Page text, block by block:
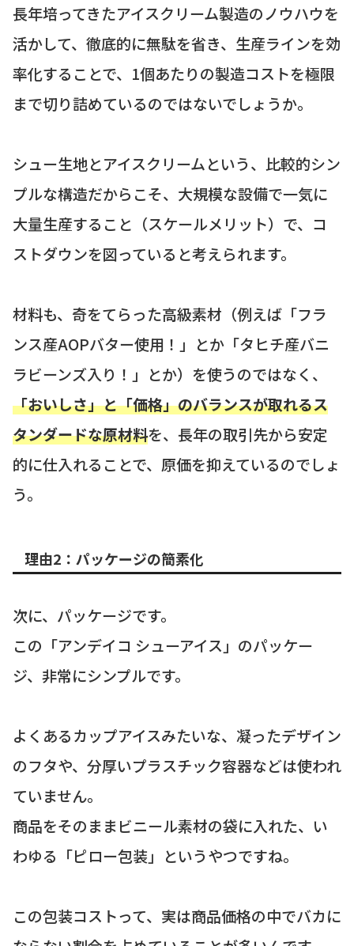
長年培ってきたアイスクリーム製造のノウハウを
活かして、徹底的に無駄を省き、生産ラインを効
率化することで、1個あたりの製造コストを極限
まで切り詰めているのではないでしょうか。
シュー生地とアイスクリームという、比較的シン
プルな構造だからこそ、大規模な設備で一気に
大量生産すること（スケールメリット）で、コ
ストダウンを図っていると考えられます。
材料も、奇をてらった高級素材（例えば「フラ
ンス産AOPバター使用！」とか「タヒチ産バニ
ラビーンズ入り！」とか）を使うのではなく、
「おいしさ」と「価格」のバランスが取れるス
タンダードな原材料を、長年の取引先から安定
的に仕入れることで、原価を抑えているのでしょ
う。
理由2：パッケージの簡素化
次に、パッケージです。
この「アンデイコ シューアイス」のパッケー
ジ、非常にシンプルです。
よくあるカップアイスみたいな、凝ったデザイン
のフタや、分厚いプラスチック容器などは使われ
ていません。
商品をそのままビニール素材の袋に入れた、い
わゆる「ピロー包装」というやつですね。
この包装コストって、実は商品価格の中でバカに